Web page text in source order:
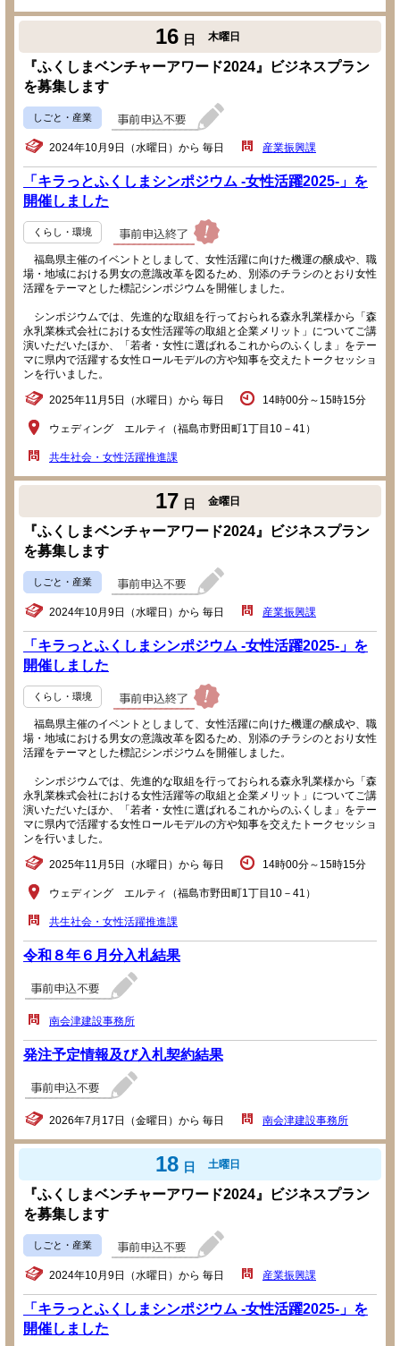
16 日 木曜日
『ふくしまベンチャーアワード2024』ビジネスプラン
を募集します
しごと・産業
2024年10月9日（水曜日）から 毎日 産業振興課
「キラっとふくしまシンポジウム -女性活躍2025-」を
開催しました
くらし・環境
福島県主催のイベントとしまして、女性活躍に向けた機運の醸成や、職
場・地域における男女の意識改革を図るため、別添のチラシのとおり女性
活躍をテーマとした標記シンポジウムを開催しました。
シンポジウムでは、先進的な取組を行っておられる森永乳業様から「森
永乳業株式会社における女性活躍等の取組と企業メリット」についてご講
演いただいたほか、「若者・女性に選ばれるこれからのふくしま」をテー
マに県内で活躍する女性ロールモデルの方や知事を交えたトークセッショ
ンを行いました。
2025年11月5日（水曜日）から 毎日 14時00分～15時15分
ウェディング エルティ（福島市野田町1丁目10－41）
共生社会・女性活躍推進課
17 日 金曜日
『ふくしまベンチャーアワード2024』ビジネスプラン
を募集します
しごと・産業
2024年10月9日（水曜日）から 毎日 産業振興課
「キラっとふくしまシンポジウム -女性活躍2025-」を
開催しました
くらし・環境
福島県主催のイベントとしまして、女性活躍に向けた機運の醸成や、職
場・地域における男女の意識改革を図るため、別添のチラシのとおり女性
活躍をテーマとした標記シンポジウムを開催しました。
シンポジウムでは、先進的な取組を行っておられる森永乳業様から「森
永乳業株式会社における女性活躍等の取組と企業メリット」についてご講
演いただいたほか、「若者・女性に選ばれるこれからのふくしま」をテー
マに県内で活躍する女性ロールモデルの方や知事を交えたトークセッショ
ンを行いました。
2025年11月5日（水曜日）から 毎日 14時00分～15時15分
ウェディング エルティ（福島市野田町1丁目10－41）
共生社会・女性活躍推進課
令和８年６月分入札結果
南会津建設事務所
発注予定情報及び入札契約結果
2026年7月17日（金曜日）から 毎日 南会津建設事務所
18 日 土曜日
『ふくしまベンチャーアワード2024』ビジネスプラン
を募集します
しごと・産業
2024年10月9日（水曜日）から 毎日 産業振興課
「キラっとふくしまシンポジウム -女性活躍2025-」を
開催しました